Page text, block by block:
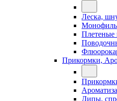
Леска,
Прикормки,
Дипы,